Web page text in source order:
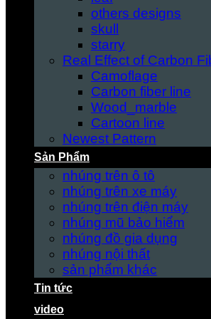
others designs
skull
starry
Real Effect of Carbon
Camoflage
Carbon fiber line
Wood_marble
Cartoon line
Newest Pattern
Sản Phẩm
nhúng trên ô tô
nhúng trên xe máy
nhúng trên điện máy
nhúng mũ bảo hiểm
nhúng đồ gia dụng
nhúng nội thất
sản phẩm khác
Tin tức
video